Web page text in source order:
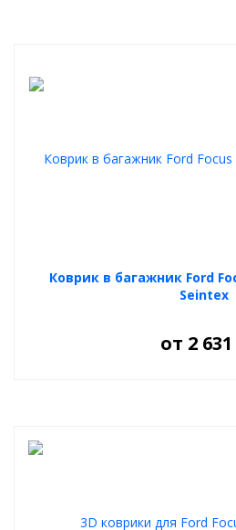
Коврик в багажник Ford
Seintex
от 2 631